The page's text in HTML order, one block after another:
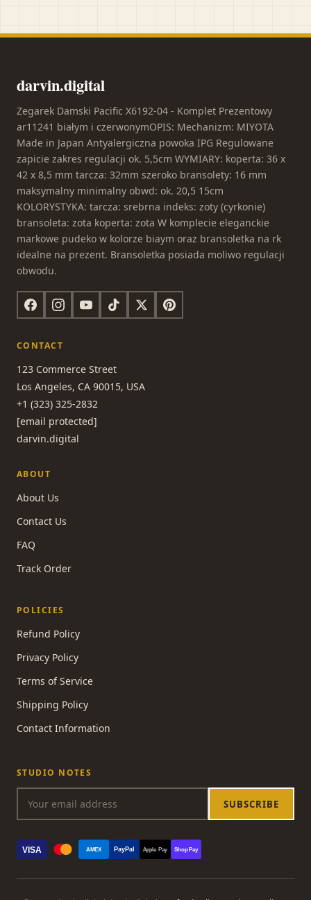
darvin.digital
Zegarek Damski Pacific X6192-04 - Komplet Prezentowy
ar11241 białym i czerwonymOPIS: Mechanizm: MIYOTA
Made in Japan Antyalergiczna powoka IPG Regulowane
zapicie zakres regulacji ok. 5,5cm WYMIARY: koperta: 36 x
42 x 8,5 mm tarcza: 32mm szeroko bransolety: 16 mm
maksymalny minimalny obwd: ok. 20,5 15cm
KOLORYSTYKA: tarcza: srebrna indeks: zoty (cyrkonie)
bransoleta: zota koperta: zota W komplecie eleganckie
markowe pudeko w kolorze biaym oraz bransoletka na rk
idealne na prezent. Bransoletka posiada moliwo regulacji
obwodu.
CONTACT
123 Commerce Street
Los Angeles, CA 90015, USA
+1 (323) 325-2832
[email protected]
darvin.digital
ABOUT
About Us
Contact Us
FAQ
Track Order
POLICIES
Refund Policy
Privacy Policy
Terms of Service
Shipping Policy
Contact Information
STUDIO NOTES
SUBSCRIBE
VISA AMEX PayPal Apple Pay Shop Pay